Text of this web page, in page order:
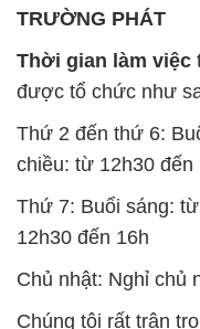
TRƯỜNG PHÁT
Thời gian làm việc
được tổ chức như
Thứ 2 đến thứ 6:
chiều: từ 12h30 đến
Thứ 7: Buổi sáng:
12h30 đến 16h
Chủ nhật: Nghỉ chủ
Chúng tôi rất trân